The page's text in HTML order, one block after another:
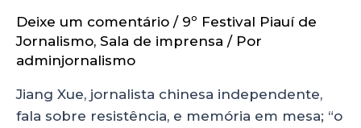
Deixe um comentário / 9º Festival Piauí de
Jornalismo, Sala de imprensa / Por
adminjornalismo
Jiang Xue, jornalista chinesa independente,
fala sobre resistência, e memória em mesa; “o